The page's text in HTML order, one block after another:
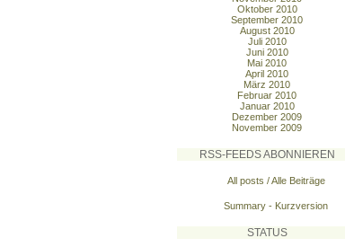
Oktober 2010
September 2010
August 2010
Juli 2010
Juni 2010
Mai 2010
April 2010
März 2010
Februar 2010
Januar 2010
Dezember 2009
November 2009
RSS-FEEDS ABONNIEREN
All posts / Alle Beiträge
Summary - Kurzversion
STATUS